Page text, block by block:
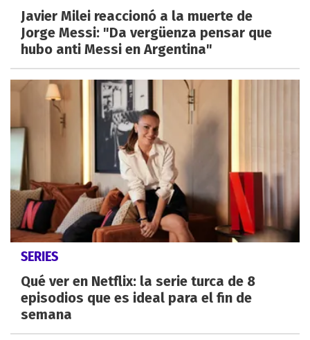
Javier Milei reaccionó a la muerte de
Jorge Messi: "Da vergüenza pensar que
hubo anti Messi en Argentina"
SERIES
Qué ver en Netflix: la serie turca de 8
episodios que es ideal para el fin de
semana